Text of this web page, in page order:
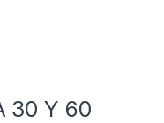
30 Y 60